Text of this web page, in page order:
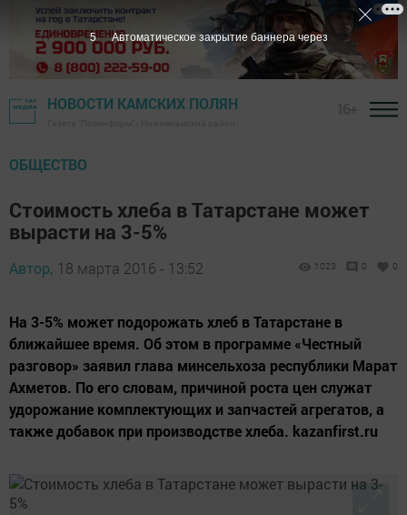
НОВОСТИ КАМСКИХ ПОЛЯН
ОБЩЕСТВО
Стоимость хлеба в Татарстане может
вырасти на 3-5%
Автор, 18 марта 2016 - 13:52 1023 0 0
На 3-5% может подорожать хлеб в Татарстане в
ближайшее время. Об этом в программе «Честный
разговор» заявил глава минсельхоза республики Марат
Ахметов. По его словам, причиной роста цен служат
удорожание комплектующих и запчастей агрегатов, а
также добавок при производстве хлеба. kazanfirst.ru
4 Автоматическое закрытие баннера через